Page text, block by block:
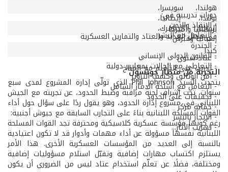
هولندا، سويسرا،
بولندا، إيطاليا،
ألمانيا، الدانمرك،
إسبانيا وقبرص
دورات تدريبية في:
- الإنقاذ والبحث
- التعامل مع البشر
- الجندرة
- القانون الدولي الإنساني
- التعاطي مع الحالات بمعايير دولية
- أمن الوثائق وكشف التزوير
- التعامل مع أسلحة الدمار الشامل
- تحقيقات على الحدود
- حماية مركز
- الإتجار بالبشر
- تهريب الآثار...
بريطانيا وأميركا
في مجال العديد والعتاد والتمارين العسكرية
كندا
- عتاد شتوي
- تدريب على التأقلم مع المناخ
التجربة من منظار جونسون
يتحدث السيد Phil Johnson الذي تولّى إدارة المشروع لمدى سبع
سنوات، تحت إشراف لجنة مراقبة وضبط الحدود، عن تجربته مع الجيش
اللبناني في مشروع إدارة الحدود، وهو يقول ردًا على سؤال حول أداء
القوات المسلحة اللبنانية بناءً على التجارب السابقة مع جيوش أجنبية:
رغم كونها مؤسسة عسكرية كلاسيكية ومحترفة تجد القوات المسلحة
اللبنانية نفسها مسؤولة عن أداء مهمات وأدوار قد لا تكون اعتيادية
بالنسبة إلى العديد من المؤسسات العسكرية الأخرى. هذا الأمر
يستلزم اكتساب مهارات إضافية وتقبّل استلام مسؤوليات إضافية
ومختلفة، فضلًا عن تعلّم استخدام عتاد ليس من الضروري أن يكون